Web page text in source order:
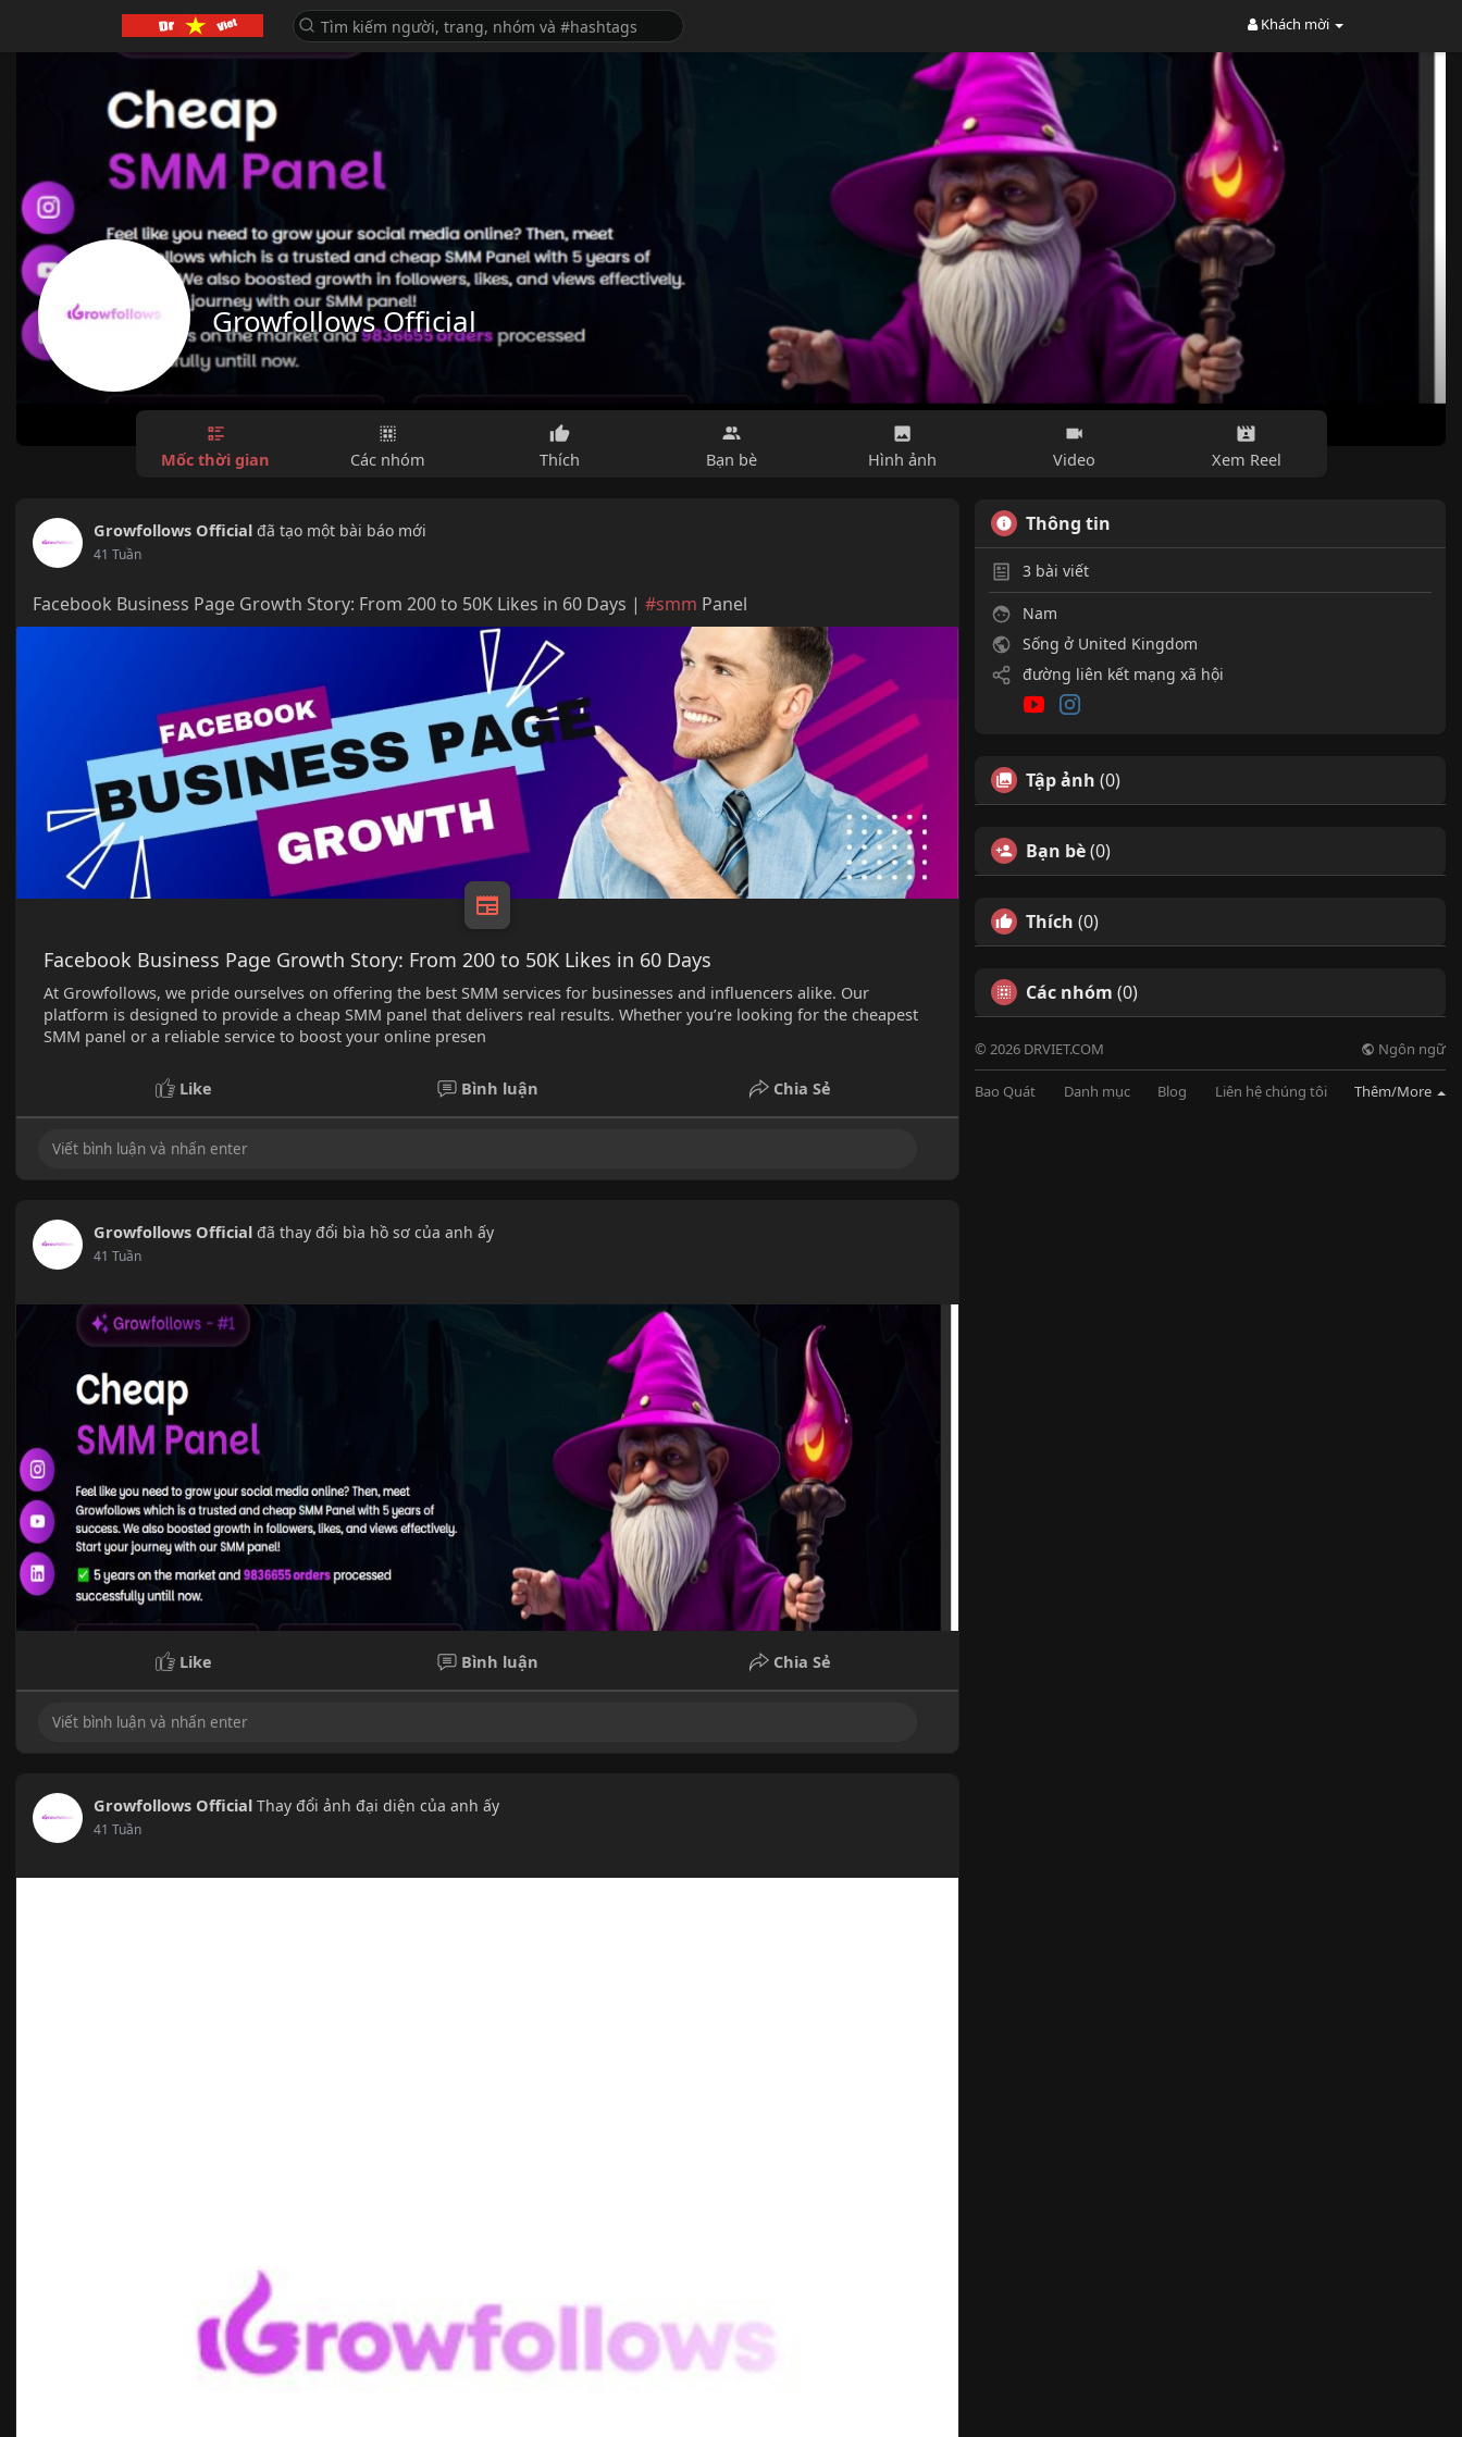
Khách mời
Growfollows Official
Mốc thời gian Các nhóm Thích Bạn bè Hình ảnh Video Xem Reel
Growfollows Official đã tạo một bài báo mới
41 Tuần
Facebook Business Page Growth Story: From 200 to 50K Likes in 60 Days | #smm Panel
Facebook Business Page Growth Story: From 200 to 50K Likes in 60 Days
At Growfollows, we pride ourselves on offering the best SMM services for businesses and influencers alike. Our
platform is designed to provide a cheap SMM panel that delivers real results. Whether you’re looking for the cheapest
SMM panel or a reliable service to boost your online presen
Like Bình luận Chia Sẻ
Growfollows Official đã thay đổi bìa hồ sơ của anh ấy
41 Tuần
Like Bình luận Chia Sẻ
Growfollows Official Thay đổi ảnh đại diện của anh ấy
41 Tuần
Thông tin
3 bài viết
Nam
Sống ở United Kingdom
đường liên kết mạng xã hội
Tập ảnh (0)
Bạn bè(0)
Thích (0)
Các nhóm (0)
© 2026 DRVIET.COM Ngôn ngữ
Bao Quát Danh mục Blog Liên hệ chúng tôi Thêm/More